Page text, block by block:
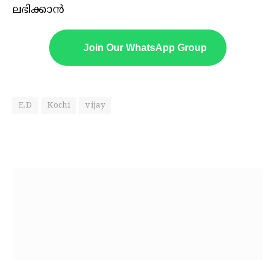
ലഭിക്കാൻ
Join Our WhatsApp Group
E.D Kochi vijay